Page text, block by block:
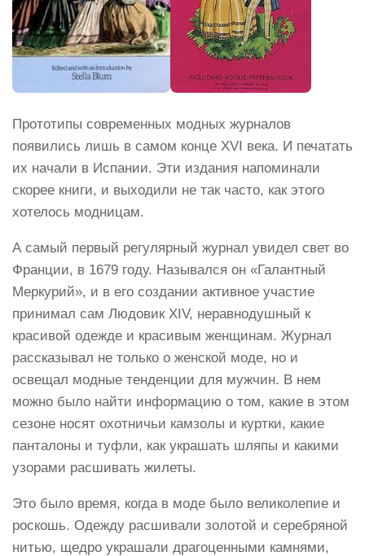
Прототипы современных модных журналов
появились лишь в самом конце XVI века. И печатать
их начали в Испании. Эти издания напоминали
скорее книги, и выходили не так часто, как этого
хотелось модницам.
А самый первый регулярный журнал увидел свет во
Франции, в 1679 году. Назывался он «Галантный
Меркурий», и в его создании активное участие
принимал сам Людовик XIV, неравнодушный к
красивой одежде и красивым женщинам. Журнал
рассказывал не только о женской моде, но и
освещал модные тенденции для мужчин. В нем
можно было найти информацию о том, какие в этом
сезоне носят охотничьи камзолы и куртки, какие
панталоны и туфли, как украшать шляпы и какими
узорами расшивать жилеты.
Это было время, когда в моде было великолепие и
роскошь. Одежду расшивали золотой и серебряной
нитью, щедро украшали драгоценными камнями,